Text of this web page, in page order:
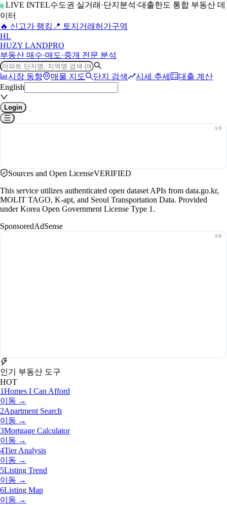
LIVE INTEL수도권 실거래·단지분석·대출한도 통합 부동산 데
이터
🔥 신고가 랭킹 📍 토지거래허가구역
HL
HUZY LANDPRO
부동산 매수·매도·중개 전문 분석
시장 동향 매물 지도 단지 검색 시세 추세
대출 계산
English
Login
Sources and Open LicenseVERIFIED
This service utilizes authenticated open dataset APIs from data.go.kr,
MOLIT TAGO, K-apt, and Seoul Transportation Data. Provided
under Korea Open Government License Type 1.
SponsoredAdSense
인기 부동산 도구
HOT
1Homes I Can Afford
이동 →
2Apartment Search
이동 →
3Mortgage Calculator
이동 →
4Tier Analysis
이동 →
5Listing Trend
이동 →
6Listing Map
이동 →